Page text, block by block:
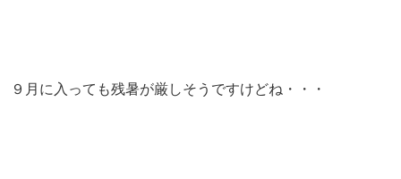
９月に入っても残暑が厳しそうですけどね・・・